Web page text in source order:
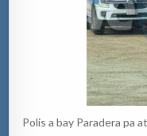
Polis a bay Paradera pa